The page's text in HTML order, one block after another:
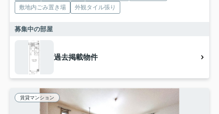
敷地内ごみ置き場
外観タイル張り
募集中の部屋
過去掲載物件
賃貸マンション